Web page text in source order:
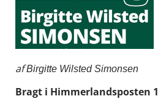
afBirgitte Wilsted Simonsen
Bragt i Himmerlandsposten